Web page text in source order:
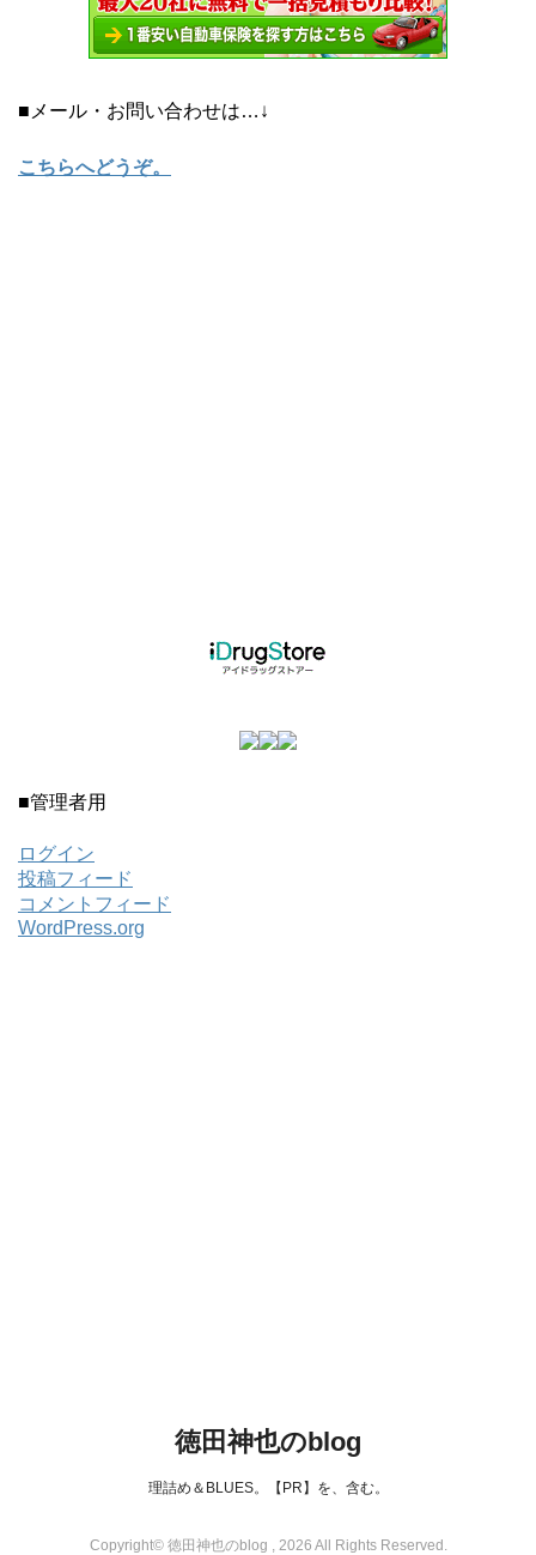
■メール・お問い合わせは…↓
こちらへどうぞ。
■管理者用
ログイン
投稿フィード
コメントフィード
WordPress.org
徳田神也のblog
理詰め＆BLUES。【PR】を、含む。
Copyright© 徳田神也のblog , 2026 All Rights Reserved.